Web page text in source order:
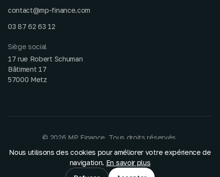
contact@mp-finance.com
03 87 62 63 12
Siège social
17 rue Robert Schuman
Bâtiment 17
57000 Metz
© 2026 MP Finance. Tous droits réservés.
Studio
Mentions légales CGUConfidentialité Cookies
Nous utilisons des cookies pour améliorer votre expérience de
navigation. En savoir plus